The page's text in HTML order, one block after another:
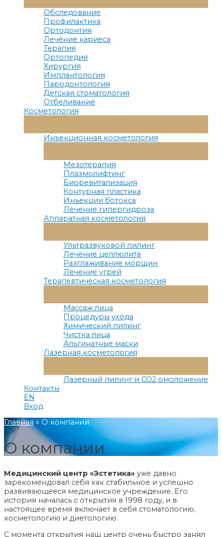
Меню
Обследование
Профилактика
Ортодонтия
Лечение кариеса
Терапия
Ортопедия
Хирургия
Имплантология
Пародонтология
Детская стоматология
Отбеливание
Косметология
Меню
Инъекционная косметология
Меню
Мезотерапия
Плазмолифтинг
Биоревитализация
Контурная пластика
Инъекции ботокса
Лечение гипергидроза
Аппаратная косметология
Меню
Ультразвуковой пилинг
Лечение целлюлита
Разглаживание морщин
Лечение угрей
Терапевтическая косметология
Меню
Массаж лица
Процедуры ухода
Химический пилинг
Чистка лица
Альгинатные маски
Лазерная косметология
Меню
Лазерный пилинг и СО2 омоложение
Контакты
EN
Вход
Главная
О компании
О компании
Медицинский центр «Эстетика» уже давно
зарекомендовал себя как стабильное и успешно
развивающееся медицинское учреждение. Его
история началась с открытия в 1998 году, и в
настоящее время включает в себя стоматологию,
косметологию и диетологию.
С момента открытия наш центр очень быстро занял